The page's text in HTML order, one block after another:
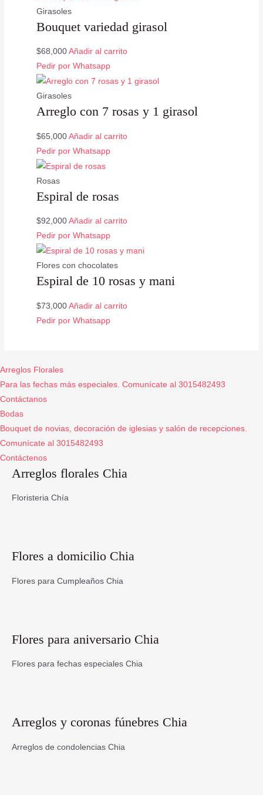
Girasoles
Bouquet variedad girasol
$68,000 Añadir al carrito
Pedir por Whatsapp
Girasoles
Arreglo con 7 rosas y 1 girasol
$65,000 Añadir al carrito
Pedir por Whatsapp
Rosas
Espiral de rosas
$92,000 Añadir al carrito
Pedir por Whatsapp
Flores con chocolates
Espiral de 10 rosas y mani
$73,000 Añadir al carrito
Pedir por Whatsapp
Arreglos Florales
Para las fechas más especiales. Comunícate al 3015482493
Contáctanos
Bodas
Bouquet de novias, decoración de iglesias y salón de recepciones.
Comunícate al 3015482493
Contáctenos
Arreglos florales Chia
Floristeria Chía
Flores a domicilio Chia
Flores para Cumpleaños Chia
Flores para aniversario Chia
Flores para fechas especiales Chia
Arreglos y coronas fúnebres Chia
Arreglos de condolencias Chia